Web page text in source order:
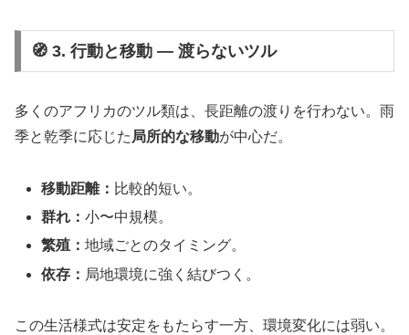
🧭 3. 行動と移動 ― 渡らないツル
多くのアフリカのツル類は、長距離の渡りを行わない。雨
季と乾季に応じた 局所的な移動が中心だ。
移動距離： 比較的短い。
群れ：小〜中規模。
繁殖：地域ごとのタイミング。
依存： 局地環境に強く結びつく。
この生活様式は安定をもたらす一方、環境変化には弱い。